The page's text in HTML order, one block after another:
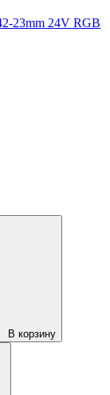
23mm 24V RGB
В корзину